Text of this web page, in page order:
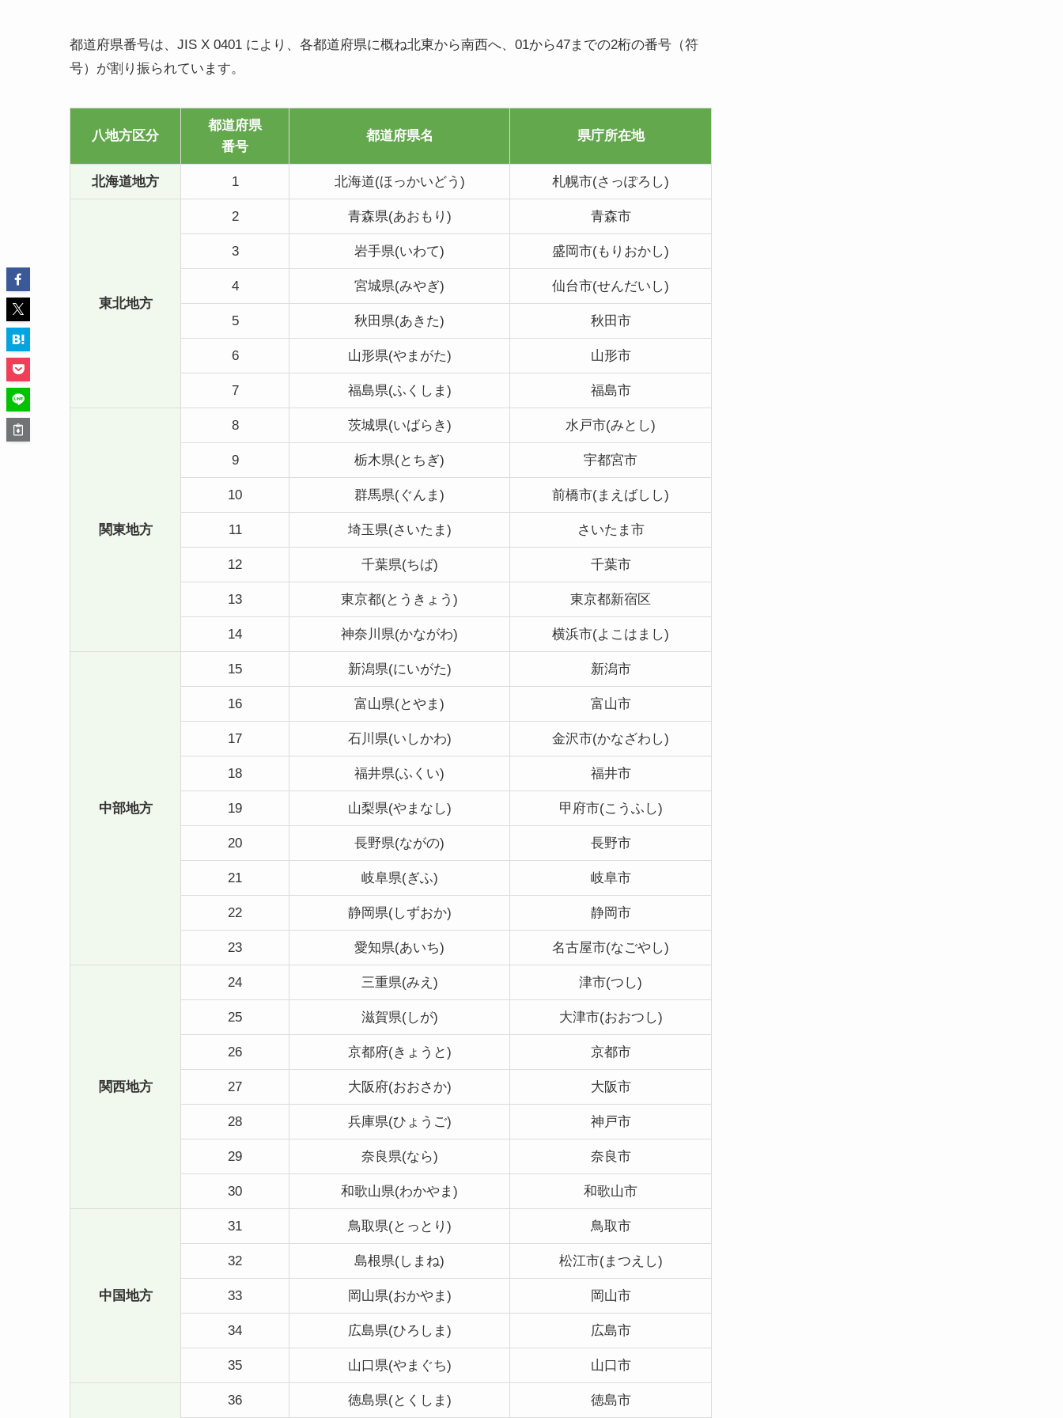
都道府県番号は、JIS X 0401 により、各都道府県に概ね北東から南西へ、01から47までの2桁の番号（符
号）が割り振られています。
八地方区分
都道府県
番号
都道府県名 県庁所在地
北海道地方 1 北海道(ほっかいどう) 札幌市(さっぽろし)
東北地方
2 青森県(あおもり) 青森市
3 岩手県(いわて) 盛岡市(もりおかし)
4 宮城県(みやぎ) 仙台市(せんだいし)
5 秋田県(あきた) 秋田市
6 山形県(やまがた) 山形市
7 福島県(ふくしま) 福島市
関東地方
8 茨城県(いばらき) 水戸市(みとし)
9 栃木県(とちぎ) 宇都宮市
10 群馬県(ぐんま) 前橋市(まえばしし)
11 埼玉県(さいたま) さいたま市
12 千葉県(ちば) 千葉市
13 東京都(とうきょう) 東京都新宿区
14 神奈川県(かながわ) 横浜市(よこはまし)
中部地方
15 新潟県(にいがた) 新潟市
16 富山県(とやま) 富山市
17 石川県(いしかわ) 金沢市(かなざわし)
18 福井県(ふくい) 福井市
19 山梨県(やまなし) 甲府市(こうふし)
20 長野県(ながの) 長野市
21 岐阜県(ぎふ) 岐阜市
22 静岡県(しずおか) 静岡市
23 愛知県(あいち) 名古屋市(なごやし)
関西地方
24 三重県(みえ) 津市(つし)
25 滋賀県(しが) 大津市(おおつし)
26 京都府(きょうと) 京都市
27 大阪府(おおさか) 大阪市
28 兵庫県(ひょうご) 神戸市
29 奈良県(なら) 奈良市
30 和歌山県(わかやま) 和歌山市
中国地方
31 鳥取県(とっとり) 鳥取市
32 島根県(しまね) 松江市(まつえし)
33 岡山県(おかやま) 岡山市
34 広島県(ひろしま) 広島市
35 山口県(やまぐち) 山口市
36 徳島県(とくしま) 徳島市